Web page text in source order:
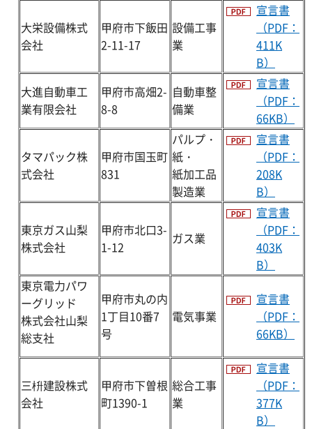
大栄設備株式
会社
甲府市下飯田
2-11-17
設備工事
業
宣言書
（PDF：
411K
B）
大進自動車工
業有限会社
甲府市高畑2-
8-8
自動車整
備業
宣言書
（PDF：
66KB）
タマパック株
式会社
甲府市国玉町
831
パルプ・
紙・
紙加工品
製造業
宣言書
（PDF：
208K
B）
東京ガス山梨
株式会社
甲府市北口3-
1-12
ガス業
宣言書
（PDF：
403K
B）
東京電力パワ
ーグリッド
株式会社山梨
総支社
甲府市丸の内
1丁目10番7
号
電気事業
宣言書
（PDF：
66KB）
三枡建設株式
会社
甲府市下曽根
町1390-1
総合工事
業
宣言書
（PDF：
377K
B）